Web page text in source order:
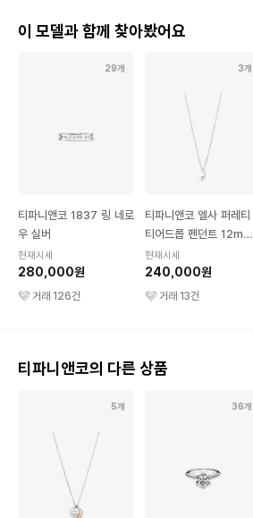
이 모델과 함께 찾아봤어요
29개
티파니앤코 1837 링 네로
우 실버
현재시세
280,000원
거래 126건
3개
티파니앤코 엘사 퍼레티
티어드롭 펜던트 12mm
스털링 실버
현재시세
240,000원
거래 13건
티파니앤코의 다른 상품
5개 36개